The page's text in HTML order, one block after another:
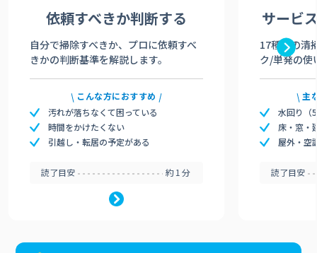
依頼すべきか判断する
自分で掃除すべきか、プロに依頼すべ
きかの判断基準を解説します。
こんな方におすすめ
汚れが落ちなくて困っている
時間をかけたくない
引越し・転居の予定がある
読了目安 約1分
サービ
17種類の清
ク/単発の使
主
水回り（
床・窓・
屋外・空
読了目安